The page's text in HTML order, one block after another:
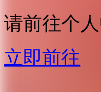
请前往个
立即前往